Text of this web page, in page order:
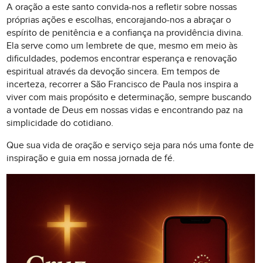
A oração a este santo convida-nos a refletir sobre nossas
próprias ações e escolhas, encorajando-nos a abraçar o
espírito de penitência e a confiança na providência divina.
Ela serve como um lembrete de que, mesmo em meio às
dificuldades, podemos encontrar esperança e renovação
espiritual através da devoção sincera. Em tempos de
incerteza, recorrer a São Francisco de Paula nos inspira a
viver com mais propósito e determinação, sempre buscando
a vontade de Deus em nossas vidas e encontrando paz na
simplicidade do cotidiano.
Que sua vida de oração e serviço seja para nós uma fonte de
inspiração e guia em nossa jornada de fé.